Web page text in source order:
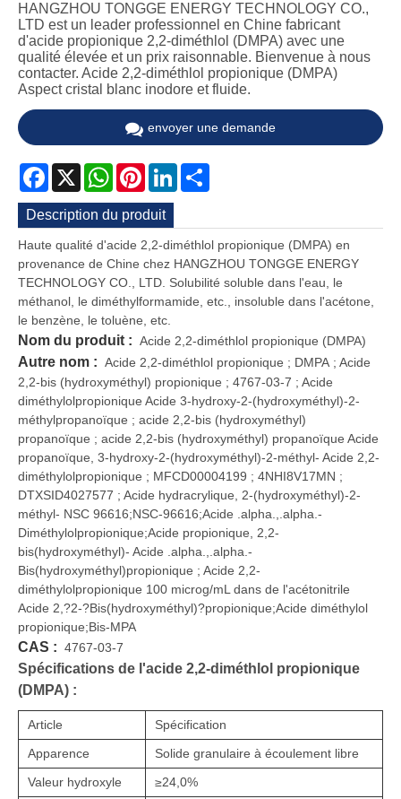
HANGZHOU TONGGE ENERGY TECHNOLOGY CO.,
LTD est un leader professionnel en Chine fabricant
d'acide propionique 2,2-diméthlol (DMPA) avec une
qualité élevée et un prix raisonnable. Bienvenue à nous
contacter. Acide 2,2-diméthlol propionique (DMPA)
Aspect cristal blanc inodore et fluide.
envoyer une demande
Facebook
X WhatsApp
PinterestLinkedIn
Description du produit
Haute qualité d'acide 2,2-diméthlol propionique (DMPA) en
provenance de Chine chez HANGZHOU TONGGE ENERGY
TECHNOLOGY CO., LTD. Solubilité soluble dans l'eau, le
méthanol, le diméthylformamide, etc., insoluble dans l'acétone,
le benzène, le toluène, etc.
Nom du produit : Acide 2,2-diméthlol propionique (DMPA)
Autre nom : Acide 2,2-diméthlol propionique ; DMPA ; Acide
2,2-bis (hydroxyméthyl) propionique ; 4767-03-7 ; Acide
diméthylolpropionique Acide 3-hydroxy-2-(hydroxyméthyl)-2-
méthylpropanoïque ; acide 2,2-bis (hydroxyméthyl)
propanoïque ; acide 2,2-bis (hydroxyméthyl) propanoïque Acide
propanoïque, 3-hydroxy-2-(hydroxyméthyl)-2-méthyl- Acide 2,2-
diméthylolpropionique ; MFCD00004199 ; 4NHI8V17MN ;
DTXSID4027577 ; Acide hydracrylique, 2-(hydroxyméthyl)-2-
méthyl- NSC 96616;NSC-96616;Acide .alpha.,.alpha.-
Diméthylolpropionique;Acide propionique, 2,2-
bis(hydroxyméthyl)- Acide .alpha.,.alpha.-
Bis(hydroxyméthyl)propionique ; Acide 2,2-
diméthylolpropionique 100 microg/mL dans de l'acétonitrile
Acide 2,?2-?Bis(hydroxyméthyl)?propionique;Acide diméthylol
propionique;Bis-MPA
CAS : 4767-03-7
Spécifications de l'acide 2,2-diméthlol propionique
(DMPA) :
Article
Spécification
Apparence
Solide granulaire à écoulement libre
Valeur hydroxyle
≥24,0%